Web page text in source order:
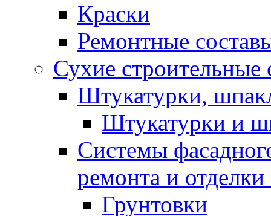
Краски
Ремонтные
Сухие
Штукатурки,
Штукатурки и
Системы
ремонта и отделки
Грунтовки